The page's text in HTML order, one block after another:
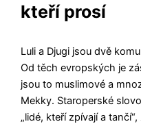
kteří prosí
Luli a Djugi jsou dvě
Od těch evropských je
jsou to muslimové a
Mekky. Staroperské
„lidé, kteří zpívají a